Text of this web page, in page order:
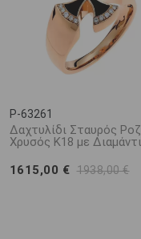
P-63261
Δαχτυλίδι Σταυρός Ροζ
Χρυσός Κ18 με
1615,00 € 1938,00 €